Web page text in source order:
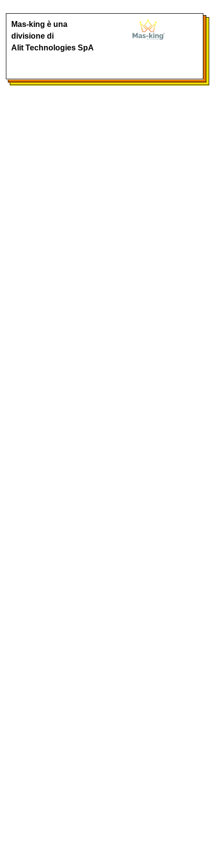
Mas-king è una
divisione di
Alit Technologies SpA